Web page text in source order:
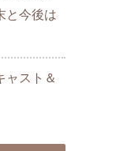
と今後は
ャスト＆